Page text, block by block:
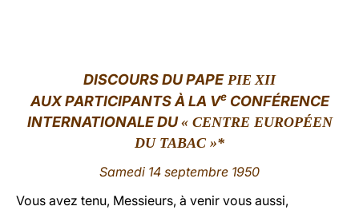
DISCOURSDU PAPEPIE XII
AUX PARTICIPANTSÀ LA VeCONFÉRENCE
INTERNATIONALE DU« CENTRE EUROPÉEN
DU TABAC »*
Samedi 14 septembre 1950
Vous avez tenu, Messieurs, à venir vous aussi,